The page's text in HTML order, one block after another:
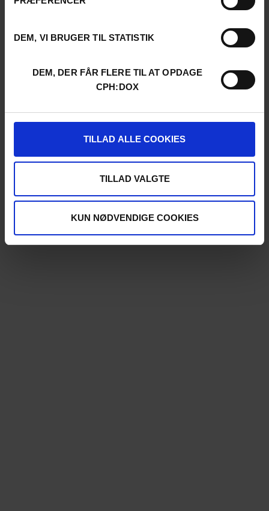
DEM, VI BRUGER TIL STATISTIK
DEM, DER FÅR FLERE TIL AT OPDAGE
CPH:DOX
TILLAD ALLE COOKIES
TILLAD VALGTE
KUN NØDVENDIGE COOKIES